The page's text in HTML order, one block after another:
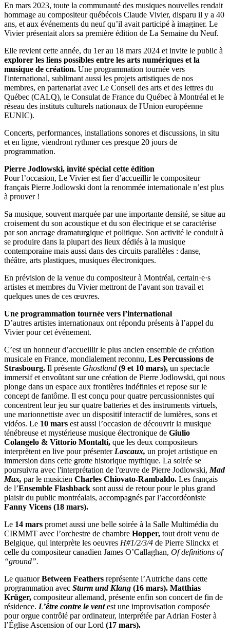
En mars 2023, toute la communauté des musiques nouvelles rendait
hommage au compositeur québécois Claude Vivier, disparu il y a 40
ans, et aux événements du neuf qu’il avait participé à imaginer. Le
Vivier présentait alors sa première édition de La Semaine du Neuf.
Elle revient cette année, du 1er au 18 mars 2024 et invite le public à
explorer les liens possibles entre les arts numériques et la
musique de création. Une programmation tournée vers
l'international, sublimant aussi les projets artistiques de nos
membres, en partenariat avec Le Conseil des arts et des lettres du
Québec (CALQ), le Consulat de France du Québec à Montréal et le
réseau des instituts culturels nationaux de l'Union européenne
EUNIC).
Concerts, performances, installations sonores et discussions, in situ
et en ligne, viendront rythmer ces presque 20 jours de
programmation.
Pierre Jodlowski, invité spécial cette édition
Pour l’occasion, Le Vivier est fier d’accueillir le compositeur
français Pierre Jodlowski dont la renommée internationale n’est plus
à prouver !
Sa musique, souvent marquée par une importante densité, se situe au
croisement du son acoustique et du son électrique et se caractérise
par son ancrage dramaturgique et politique. Son activité le conduit à
se produire dans la plupart des lieux dédiés à la musique
contemporaine mais aussi dans des circuits parallèles : danse,
théâtre, arts plastiques, musiques électroniques.
En prévision de la venue du compositeur à Montréal, certain·e·s
artistes et membres du Vivier mettront de l’avant son travail et
quelques unes de ces œuvres.
Une programmation tournée vers l’international
D’autres artistes internationaux ont répondu présents à l’appel du
Vivier pour cet événement.
C’est un honneur d’accueillir le plus ancien ensemble de création
musicale en France, mondialement reconnu, Les Percussions de
Strasbourg. Il présente Ghostland (9 et 10 mars), un spectacle
immersif et envoûtant sur une création de Pierre Jodlowski, qui nous
plonge dans un espace aux frontières indéfinies et repose sur le
concept de fantôme. Il est conçu pour quatre percussionnistes qui
concentrent leur jeu sur quatre batteries et des instruments virtuels,
une marionnettiste avec un dispositif interactif de lumières, sons et
vidéos. Le 10 mars est aussi l’occasion de découvrir la musique
ténébreuse et mystérieuse musique électronique de Giulio
Colangelo & Vittorio Montalti, que les deux compositeurs
interprètent en live pour présenterLascaux, un projet artistique en
immersion dans cette grotte historique mythique. La soirée se
poursuivra avec l'interprétation de l'œuvre de Pierre Jodlowski, Mad
Max, par le musicien Charles Chiovato-Rambaldo. Les français
de l’Ensemble Flashback sont aussi de retour pour le plus grand
plaisir du public montréalais, accompagnés par l’accordéoniste
Fanny Vicens (18 mars).
Le 14 mars promet aussi une belle soirée à la Salle Multimédia du
CIRMMT avec l’orchestre de chambre Hopper, tout droit venu de
Belgique, qui interprète les oeuvres H#1/2/3/4 de Pierre Slinckx et
celle du compositeur canadien James O’Callaghan, Of definitions of
“ground”.
Le quatuorBetween Feathers représente l’Autriche dans cette
programmation avec Sturm und Klang (16 mars). Matthias
Krüger, compositeur allemand, présente enfin son concert de fin de
résidence. L’être contre le ventest une improvisation composée
pour orgue contrôlé par ordinateur, interprétée par Adrian Foster à
l’Église Ascension of our Lord (17 mars).